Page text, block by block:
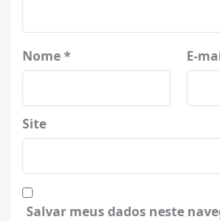
Nome* E-
Site
Salvar meus dados neste